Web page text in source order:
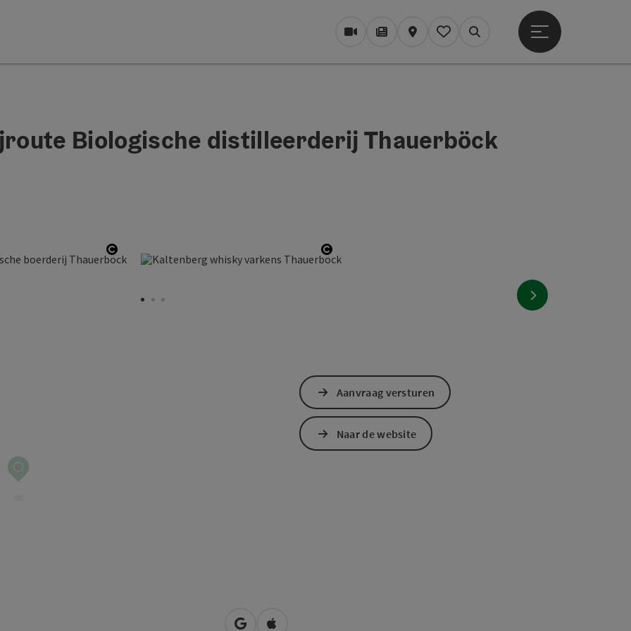
WebcamsTijdschrift/Blog
KaartMijn notitieblok
Zoek op
Startmenu openen
Biologische distilleerderij Thauerböck
Start Copyright Start Copyright
nächstes Element
Aanvraag versturen
Naar de website